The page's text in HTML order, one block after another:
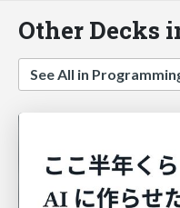
Other Decks
See All in